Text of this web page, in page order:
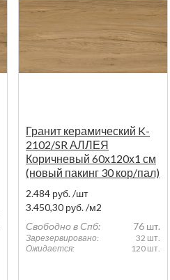
Гранит керамический K-
2102/SR АЛЛЕЯ
Коричневый 60х120х1 см
(новый пакинг 30 кор/пал)
2.484 руб./шт
3.450,30 руб./м2
Свободно в Спб:
76 шт.
Зарезервировано:
32 шт.
Ожидается:
120 шт.